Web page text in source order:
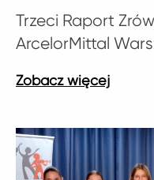
Trzeci Raport
ArcelorMittal